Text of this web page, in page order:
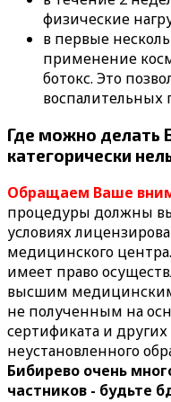
физические
в первые
применение
ботокс. Это
воспалительных
Где можно делать
категорически
Обращаем Ваше
процедуры должны
условиях
медицинского
имеет право
высшим
не полученным на
сертификата и
неустановленного
Бибирево очень
частников - будьте